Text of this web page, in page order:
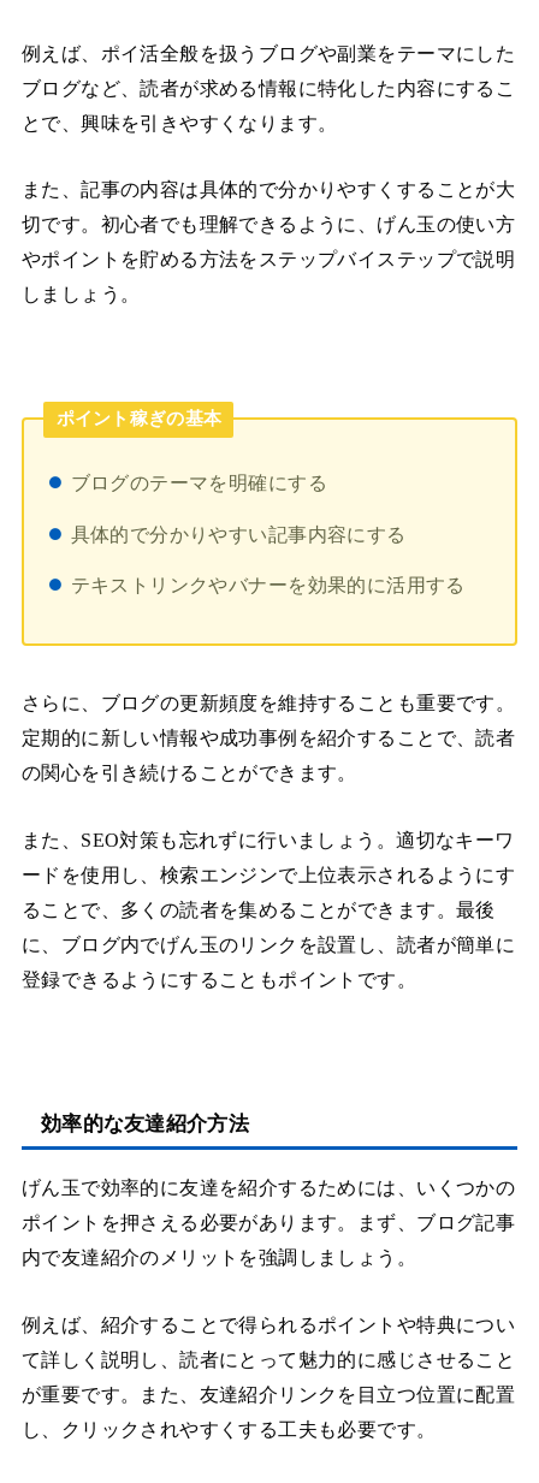
例えば、ポイ活全般を扱うブログや副業をテーマにした
ブログなど、読者が求める情報に特化した内容にするこ
とで、興味を引きやすくなります。
また、記事の内容は具体的で分かりやすくすることが大
切です。初心者でも理解できるように、げん玉の使い方
やポイントを貯める方法をステップバイステップで説明
しましょう。
ポイント稼ぎの基本
ブログのテーマを明確にする
具体的で分かりやすい記事内容にする
テキストリンクやバナーを効果的に活用する
さらに、ブログの更新頻度を維持することも重要です。
定期的に新しい情報や成功事例を紹介することで、読者
の関心を引き続けることができます。
また、SEO対策も忘れずに行いましょう。適切なキーワ
ードを使用し、検索エンジンで上位表示されるようにす
ることで、多くの読者を集めることができます。最後
に、ブログ内でげん玉のリンクを設置し、読者が簡単に
登録できるようにすることもポイントです。
効率的な友達紹介方法
げん玉で効率的に友達を紹介するためには、いくつかの
ポイントを押さえる必要があります。まず、ブログ記事
内で友達紹介のメリットを強調しましょう。
例えば、紹介することで得られるポイントや特典につい
て詳しく説明し、読者にとって魅力的に感じさせること
が重要です。また、友達紹介リンクを目立つ位置に配置
し、クリックされやすくする工夫も必要です。